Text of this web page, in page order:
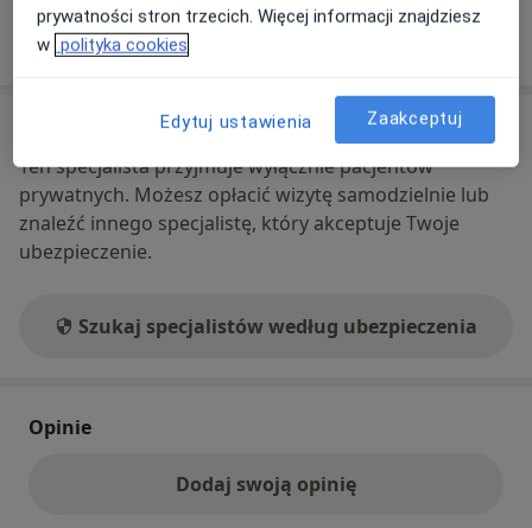
Pokaż więcej
Ubezpieczenia - brak akceptowanych
Ten specjalista przyjmuje wyłącznie pacjentów
prywatnych. Możesz opłacić wizytę samodzielnie lub
znaleźć innego specjalistę, który akceptuje Twoje
ubezpieczenie.
Szukaj specjalistów według ubezpieczenia
Opinie
Dodaj swoją opinię
prywatności stron trzecich. Więcej informacji znajdziesz
w polityka cookies
Edytuj ustawienia Zaakceptuj